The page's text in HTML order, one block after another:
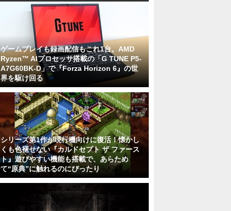
ゲームプレイも録画配信もこれ1台。AMD
Ryzen™ AIプロセッサ搭載の「G TUNE P5-
A7G60BK-D」で『Forza Horizon 6』の世
界を駆け回る
シリーズ第1作が現行機向けに復活！懐かし
くも色褪せない『カルドセプト ザ ファース
ト』遊びやすい機能も搭載で、あらため
て“原典”に触れるのにぴったり